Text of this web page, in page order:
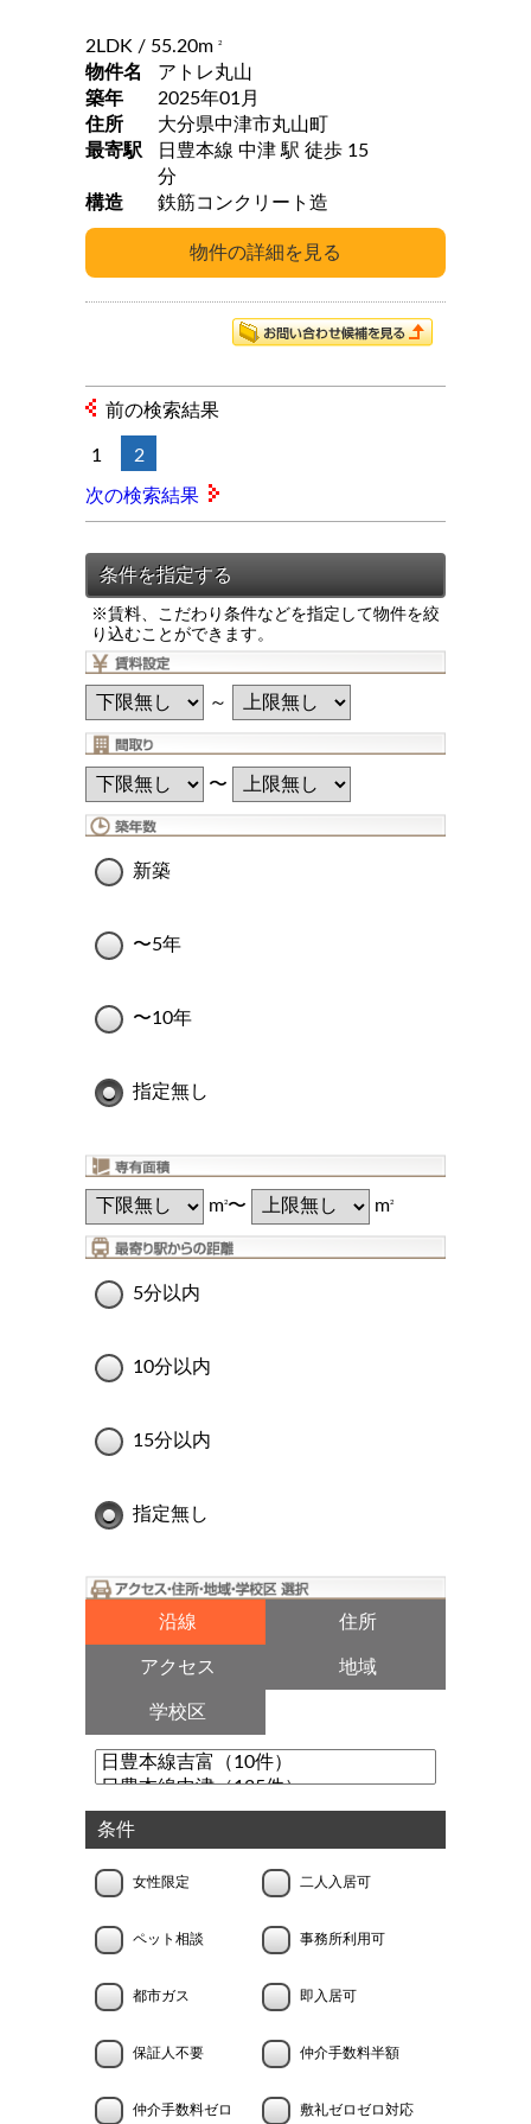
※賃料、こだわり条件などを指定して物件を絞
り込むことができます。
～
〜
新築
〜5年
〜10年
指定無し
m2〜 m2
5分以内
10分以内
15分以内
指定無し
沿線 住所
アクセス 地域
学校区
条件
女性限定 二人入居可
ペット相談 事務所利用可
都市ガス 即入居可
保証人不要 仲介手数料半額
仲介手数料ゼロ 敷礼ゼロゼロ対応
2LDK / 55.20m 2
物件名
アトレ丸山
築年
2025年01月
住所
大分県中津市丸山町
最寄駅
日豊本線 中津 駅 徒歩 15
分
構造
鉄筋コンクリート造
前の検索結果
1 2
次の検索結果